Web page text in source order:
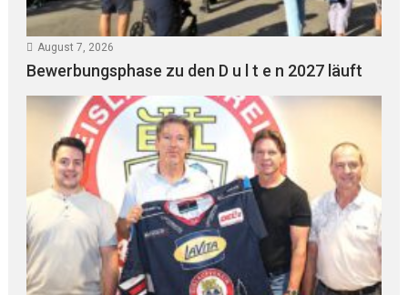
August 7, 2026
Bewerbungsphase zu den D u l t e n 2027 läuft